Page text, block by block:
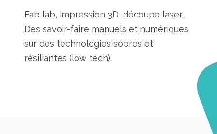
Fab lab, impression 3D, découpe laser…
Des savoir-faire manuels et numériques
sur des technologies sobres et
résiliantes (low tech).